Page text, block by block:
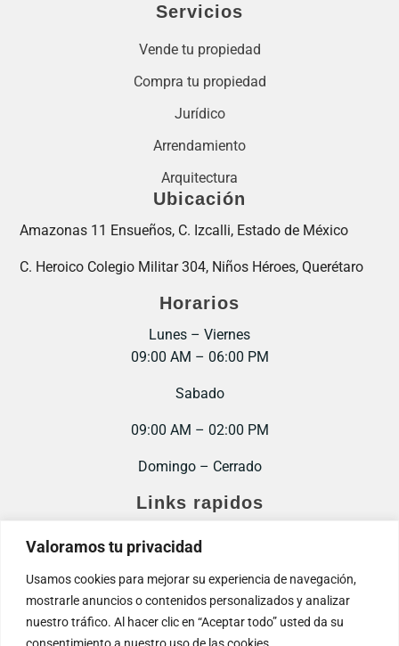
Valoramos tu privacidad
Usamos cookies para mejorar su experiencia de navegación,
mostrarle anuncios o contenidos personalizados y analizar
nuestro tráfico. Al hacer clic en “Aceptar todo” usted da su
consentimiento a nuestro uso de las cookies.
Servicios
Vende tu propiedad
Compra tu propiedad
Jurídico
Arrendamiento
Arquitectura
Ubicación
Amazonas 11 Ensueños, C. Izcalli, Estado de México
C. Heroico Colegio Militar 304, Niños Héroes, Querétaro
Horarios
Lunes – Viernes
09:00 AM – 06:00 PM
Sabado
09:00 AM – 02:00 PM
Domingo – Cerrado
Links rapidos
Inicio
Trabaja con nosotros